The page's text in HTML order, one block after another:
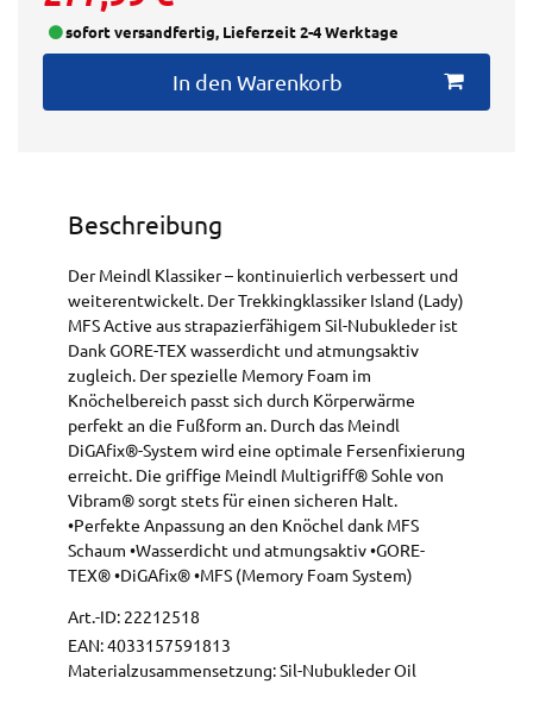
sofort versandfertig, Lieferzeit 2-4 Werktage
In den Warenkorb
Beschreibung
Der Meindl Klassiker – kontinuierlich verbessert und
weiterentwickelt. Der Trekkingklassiker Island (Lady)
MFS Active aus strapazierfähigem Sil-Nubukleder ist
Dank GORE-TEX wasserdicht und atmungsaktiv
zugleich. Der spezielle Memory Foam im
Knöchelbereich passt sich durch Körperwärme
perfekt an die Fußform an. Durch das Meindl
DiGAfix®-System wird eine optimale Fersenfixierung
erreicht. Die griffige Meindl Multigriff® Sohle von
Vibram® sorgt stets für einen sicheren Halt.
•Perfekte Anpassung an den Knöchel dank MFS
Schaum •Wasserdicht und atmungsaktiv •GORE-
TEX® •DiGAfix® •MFS (Memory Foam System)
Art.-ID: 22212518
EAN:4033157591813
Materialzusammensetzung: Sil-Nubukleder Oil